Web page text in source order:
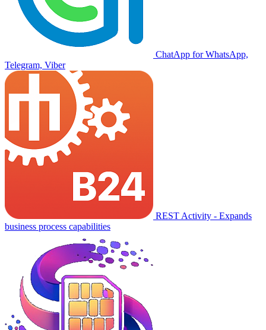
ChatApp for WhatsApp,
Telegram, Viber
REST Activity - Expands
business process capabilities